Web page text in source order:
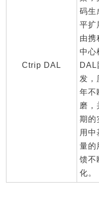
Ctrip DAL
码生
平扩
由携
中心
DAL
发，
年不
磨，
期的
用中
量的
馈不
化。